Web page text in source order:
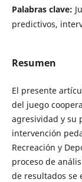
Palabras clave:
predictivos,
Resumen
El presente
del juego
agresividad y su
intervención
Recreación y
proceso de
de resultados se